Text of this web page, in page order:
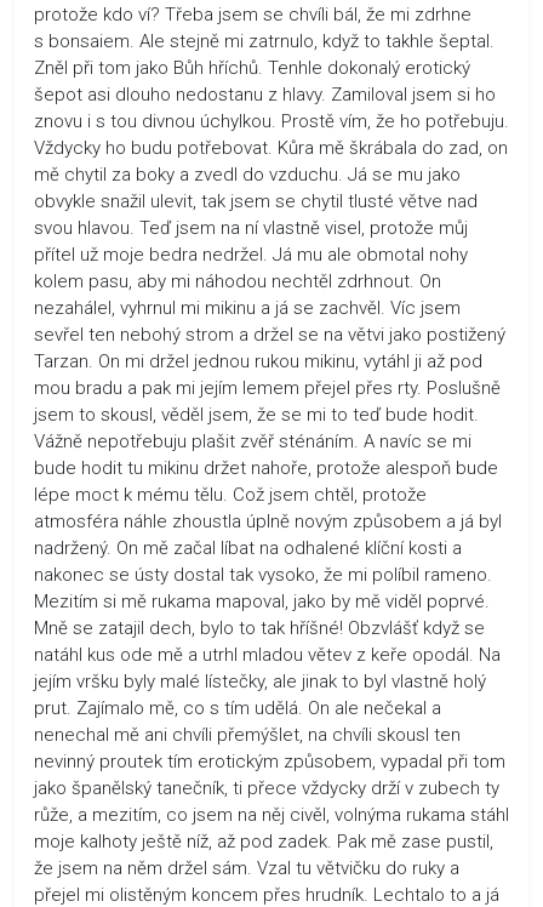
protože kdo ví? Třeba jsem se chvíli bál, že mi zdrhne
s bonsaiem. Ale stejně mi zatrnulo, když to takhle šeptal.
Zněl při tom jako Bůh hříchů. Tenhle dokonalý erotický
šepot asi dlouho nedostanu z hlavy. Zamiloval jsem si ho
znovu i s tou divnou úchylkou. Prostě vím, že ho potřebuju.
Vždycky ho budu potřebovat. Kůra mě škrábala do zad, on
mě chytil za boky a zvedl do vzduchu. Já se mu jako
obvykle snažil ulevit, tak jsem se chytil tlusté větve nad
svou hlavou. Teď jsem na ní vlastně visel, protože můj
přítel už moje bedra nedržel. Já mu ale obmotal nohy
kolem pasu, aby mi náhodou nechtěl zdrhnout. On
nezahálel, vyhrnul mi mikinu a já se zachvěl. Víc jsem
sevřel ten nebohý strom a držel se na větvi jako postižený
Tarzan. On mi držel jednou rukou mikinu, vytáhl ji až pod
mou bradu a pak mi jejím lemem přejel přes rty. Poslušně
jsem to skousl, věděl jsem, že se mi to teď bude hodit.
Vážně nepotřebuju plašit zvěř sténáním. A navíc se mi
bude hodit tu mikinu držet nahoře, protože alespoň bude
lépe moct k mému tělu. Což jsem chtěl, protože
atmosféra náhle zhoustla úplně novým způsobem a já byl
nadržený. On mě začal líbat na odhalené klíční kosti a
nakonec se ústy dostal tak vysoko, že mi políbil rameno.
Mezitím si mě rukama mapoval, jako by mě viděl poprvé.
Mně se zatajil dech, bylo to tak hříšné! Obzvlášť když se
natáhl kus ode mě a utrhl mladou větev z keře opodál. Na
jejím vršku byly malé lístečky, ale jinak to byl vlastně holý
prut. Zajímalo mě, co s tím udělá. On ale nečekal a
nenechal mě ani chvíli přemýšlet, na chvíli skousl ten
nevinný proutek tím erotickým způsobem, vypadal při tom
jako španělský tanečník, ti přece vždycky drží v zubech ty
růže, a mezitím, co jsem na něj civěl, volnýma rukama stáhl
moje kalhoty ještě níž, až pod zadek. Pak mě zase pustil,
že jsem na něm držel sám. Vzal tu větvičku do ruky a
přejel mi olistěným koncem přes hrudník. Lechtalo to a já